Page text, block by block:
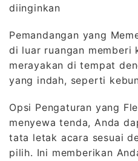
diinginkan
Pemandangan yang
di luar ruangan memberi
merayakan di tempat
yang indah, seperti
Opsi Pengaturan yang
menyewa tenda, Anda
tata letak acara sesuai
pilih. Ini memberikan